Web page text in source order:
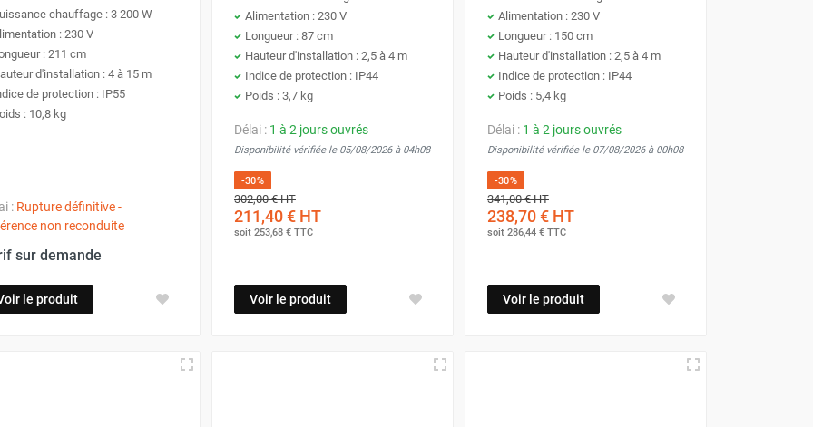
chauffage : 3 200 W
: 230 V
: 211 cm
d'installation : 4 à 15 m
de protection : IP55
: 10,8 kg
: Rupture définitive -
non reconduite
sur demande
le produit
Alimentation : 230 V
Longueur : 87 cm
Hauteur d'installation : 2,5 à 4 m
Indice de protection : IP44
Poids : 3,7 kg
Délai : 1 à 2 jours ouvrés
Disponibilité vérifiée le 05/08/2026 à 04h08
-30%
302,00 €HT
211,40 €HT
soit 253,68 €TTC
Voir le produit
Alimentation : 230 V
Longueur : 150 cm
Hauteur d'installation : 2,5 à 4 m
Indice de protection : IP44
Poids : 5,4 kg
Délai : 1 à 2 jours ouvrés
Disponibilité vérifiée le 07/08/2026 à 00h08
-30%
341,00 €HT
238,70 €HT
soit 286,44 €TTC
Voir le produit